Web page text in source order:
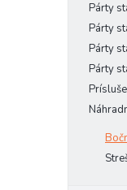
Párty
Párty
Párty
Párty